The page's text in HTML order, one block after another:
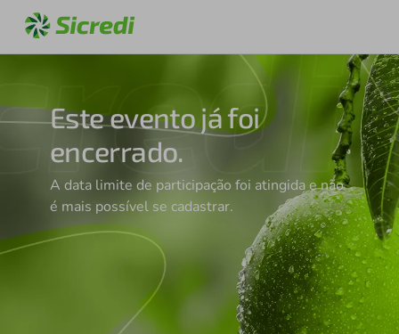
Este evento já foi
encerrado.
A data limite de participação foi atingida e não
é mais possível se cadastrar.